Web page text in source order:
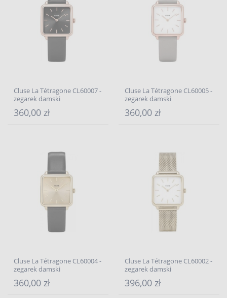
Cluse La Tétragone CL60007 -
zegarek damski
360,00 zł
Cluse La Tétragone CL60005 -
zegarek damski
360,00 zł
Cluse La Tétragone CL60004 -
zegarek damski
360,00 zł
Cluse La Tétragone CL60002 -
zegarek damski
396,00 zł